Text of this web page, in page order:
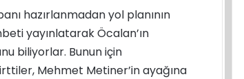
hazırlanmadan yol planının
yayınlatarak Öcalan’ın
biliyorlar. Bunun için
Mehmet Metiner’in ayağına